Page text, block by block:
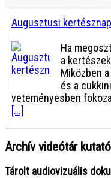
Augusztusi
Ha
a
Miközben
és a
veteményesben
[...]
Archív videótár
Tárolt audiovizuális